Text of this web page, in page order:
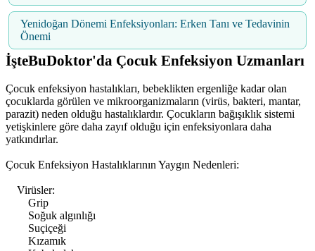
Yenidoğan Dönemi Enfeksiyonları: Erken Tanı ve Tedavinin
Önemi
İşteBuDoktor'da Çocuk Enfeksiyon Uzmanları
Çocuk enfeksiyon hastalıkları, bebeklikten ergenliğe kadar olan
çocuklarda görülen ve mikroorganizmaların (virüs, bakteri, mantar,
parazit) neden olduğu hastalıklardır. Çocukların bağışıklık sistemi
yetişkinlere göre daha zayıf olduğu için enfeksiyonlara daha
yatkındırlar.
Çocuk Enfeksiyon Hastalıklarının Yaygın Nedenleri:
Virüsler:
Grip
Soğuk algınlığı
Suçiçeği
Kızamık